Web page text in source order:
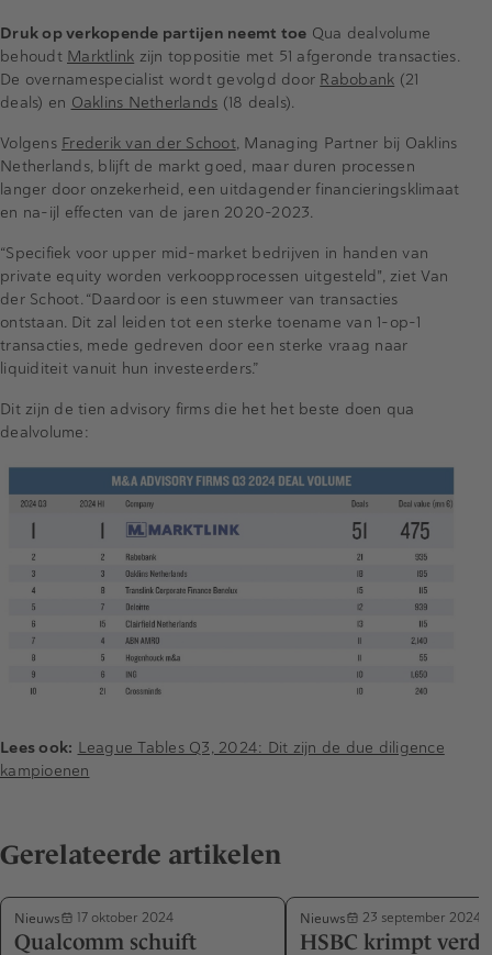
Druk op verkopende partijen neemt toe Qua dealvolume
behoudt Marktlink zijn toppositie met 51 afgeronde transacties.
De overnamespecialist wordt gevolgd door Rabobank (21
deals) en Oaklins Netherlands (18 deals).
Volgens Frederik van der Schoot, Managing Partner bij Oaklins
Netherlands, blijft de markt goed, maar duren processen
langer door onzekerheid, een uitdagender financieringsklimaat
en na-ijl effecten van de jaren 2020-2023.
“Specifiek voor upper mid-market bedrijven in handen van
private equity worden verkoopprocessen uitgesteld", ziet Van
der Schoot. “Daardoor is een stuwmeer van transacties
ontstaan. Dit zal leiden tot een sterke toename van 1-op-1
transacties, mede gedreven door een sterke vraag naar
liquiditeit vanuit hun investeerders.”
Dit zijn de tien advisory firms die het het beste doen qua
dealvolume:
Lees ook: League Tables Q3, 2024: Dit zijn de due diligence
kampioenen
Gerelateerde artikelen
Nieuws 17 oktober 2024
Qualcomm schuift
Nieuws 23 september 2024
HSBC krimpt